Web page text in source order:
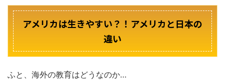
アメリカは生きやすい？！アメリカと日本の
違い
ふと、海外の教育はどうなのか…